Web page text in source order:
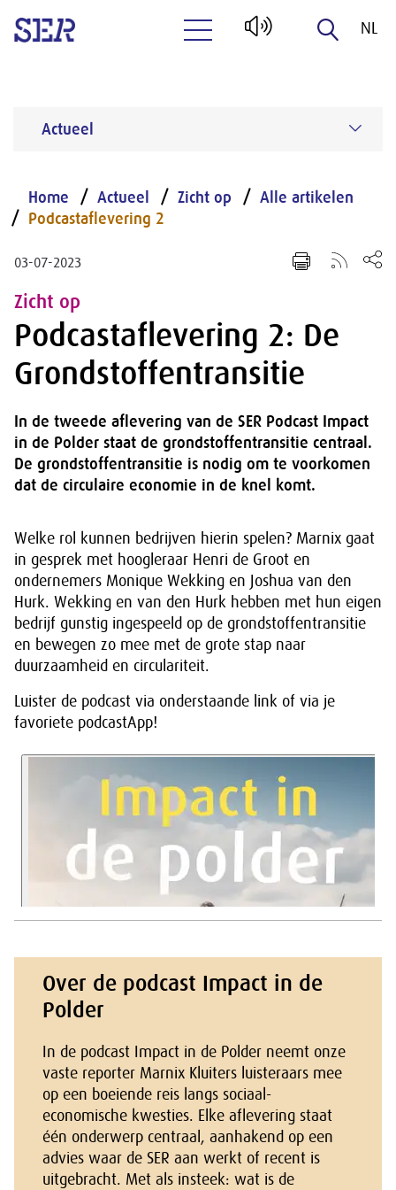
NL
Actueel
Home Actueel Zicht op
Alle artikelen
Podcastaflevering 2
03-07-2023
Zicht op
Podcastaflevering 2: De
Grondstoffentransitie
In de tweede aflevering van de SER Podcast Impact
in de Polder staat de grondstoffentransitie centraal.
De grondstoffentransitie is nodig om te voorkomen
dat de circulaire economie in de knel komt.
Welke rol kunnen bedrijven hierin spelen? Marnix gaat
in gesprek met hoogleraar Henri de Groot en
ondernemers Monique Wekking en Joshua van den
Hurk. Wekking en van den Hurk hebben met hun eigen
bedrijf gunstig ingespeeld op de grondstoffentransitie
en bewegen zo mee met de grote stap naar
duurzaamheid en circulariteit.
Luister de podcast via onderstaande link of via je
favoriete podcastApp!
Over de podcast Impact in de
Polder
In de podcast Impact in de Polder neemt onze
vaste reporter Marnix Kluiters luisteraars mee
op een boeiende reis langs sociaal-
economische kwesties. Elke aflevering staat
één onderwerp centraal, aanhakend op een
advies waar de SER aan werkt of recent is
uitgebracht. Met als insteek: wat is de